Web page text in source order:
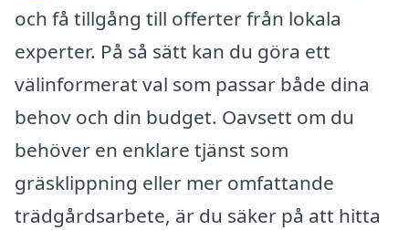
och få tillgång till offerter från lokala
experter. På så sätt kan du göra ett
välinformerat val som passar både dina
behov och din budget. Oavsett om du
behöver en enklare tjänst som
gräsklippning eller mer omfattande
trädgårdsarbete, är du säker på att hitta